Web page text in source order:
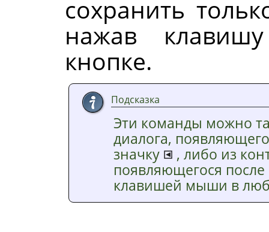
сохранить
нажав
кнопке.
Подсказка
Эти команды можно
диалога,
значку
, либо из
появляющегося
клавишей мыши в